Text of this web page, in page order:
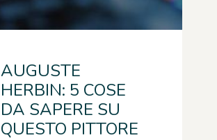
AUGUSTE
HERBIN: 5 COSE
DA SAPERE SU
QUESTO PITTORE